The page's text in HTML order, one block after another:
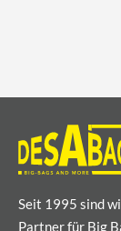
Seit 1995 sind
Partner für Big